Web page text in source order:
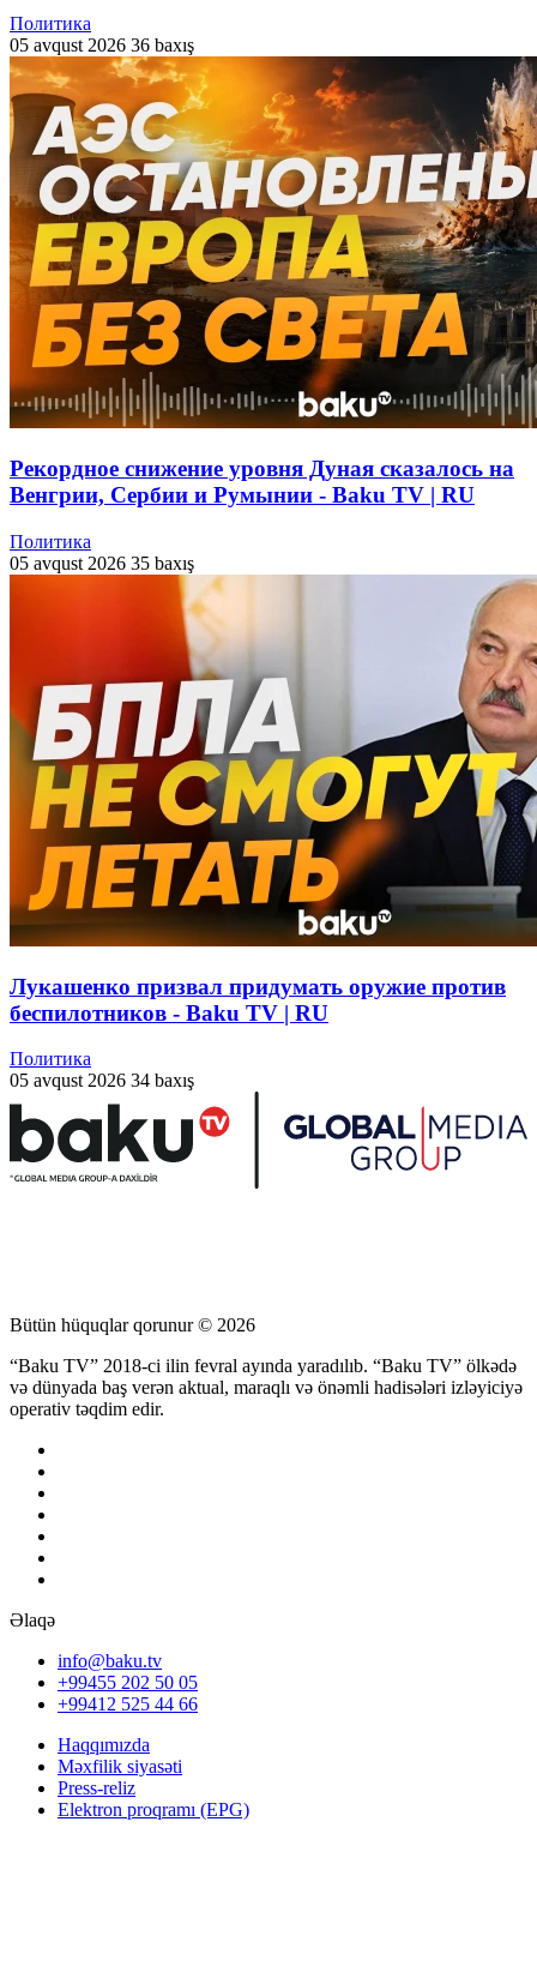
Политика
05 avqust 2026 36 baxış
Рекордное снижение уровня Дуная сказалось на
Венгрии, Сербии и Румынии - Baku TV | RU
Политика
05 avqust 2026 35 baxış
Лукашенко призвал придумать оружие против
беспилотников - Baku TV | RU
Политика
05 avqust 2026 34 baxış
Bütün hüquqlar qorunur © 2026
“Baku TV” 2018-ci ilin fevral ayında yaradılıb. “Baku TV” ölkədə
və dünyada baş verən aktual, maraqlı və önəmli hadisələri izləyiciyə
operativ təqdim edir.
Əlaqə
info@baku.tv
+99455 202 50 05
+99412 525 44 66
Haqqımızda
Məxfilik siyasəti
Press-reliz
Elektron proqramı (EPG)